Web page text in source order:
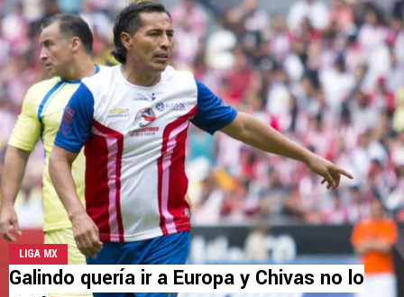
LIGA MX
Galindo quería ir a Europa y Chivas no lo